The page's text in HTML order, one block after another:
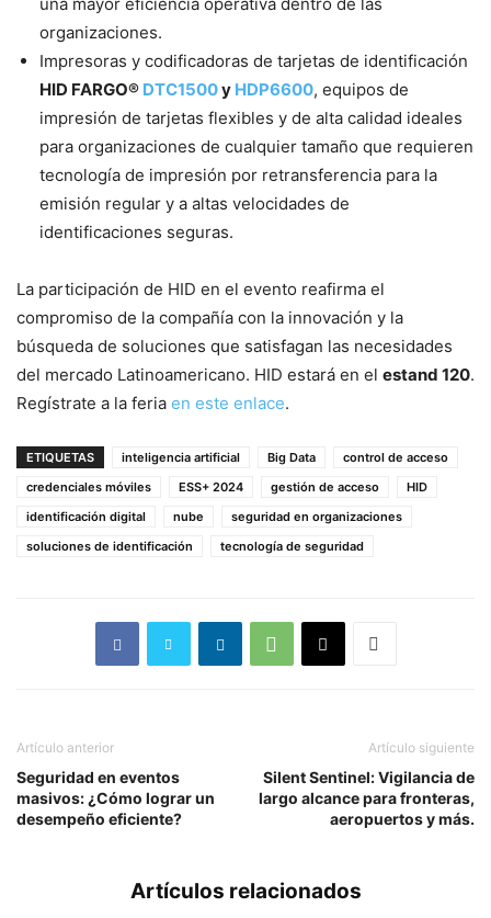
organizaciones.
Impresoras y codificadoras de tarjetas de identificación
HID FARGO® DTC1500y HDP6600, equipos de
impresión de tarjetas flexibles y de alta calidad ideales
para organizaciones de cualquier tamaño que requieren
tecnología de impresión por retransferencia para la
emisión regular y a altas velocidades de
identificaciones seguras.
La participación de HID en el evento reafirma el
compromiso de la compañía con la innovación y la
búsqueda de soluciones que satisfagan las necesidades
del mercado Latinoamericano. HID estará en el estand 120.
Regístrate a la feria en este enlace.
ETIQUETAS inteligencia artificial Big Data
control de acceso
credenciales móviles
ESS+ 2024 gestión de acceso
HID
identificación digital
nube
seguridad en organizaciones
soluciones de identificación
tecnología de seguridad
Artículo anterior
Seguridad en eventos
masivos: ¿Cómo lograr un
desempeño eficiente?
Artículo siguiente
Silent Sentinel: Vigilancia de
largo alcance para fronteras,
aeropuertos y más.
Artículos relacionados